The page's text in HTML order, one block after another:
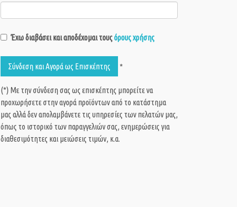
Έχω διαβάσει και αποδέχομαι τουςόρους χρήσης
Σύνδεση και Αγορά ως Eπισκέπτης *
(*) Με την σύνδεση σας ως επισκέπτης μπορείτε να
προχωρήσετε στην αγορά προϊόντων από το κατάστημα
μας αλλά δεν απολαμβάνετε τις υπηρεσίες των πελατών μας,
όπως το ιστορικό των παραγγελιών σας, ενημερώσεις για
διαθεσιμότητες και μειώσεις τιμών, κ.α.